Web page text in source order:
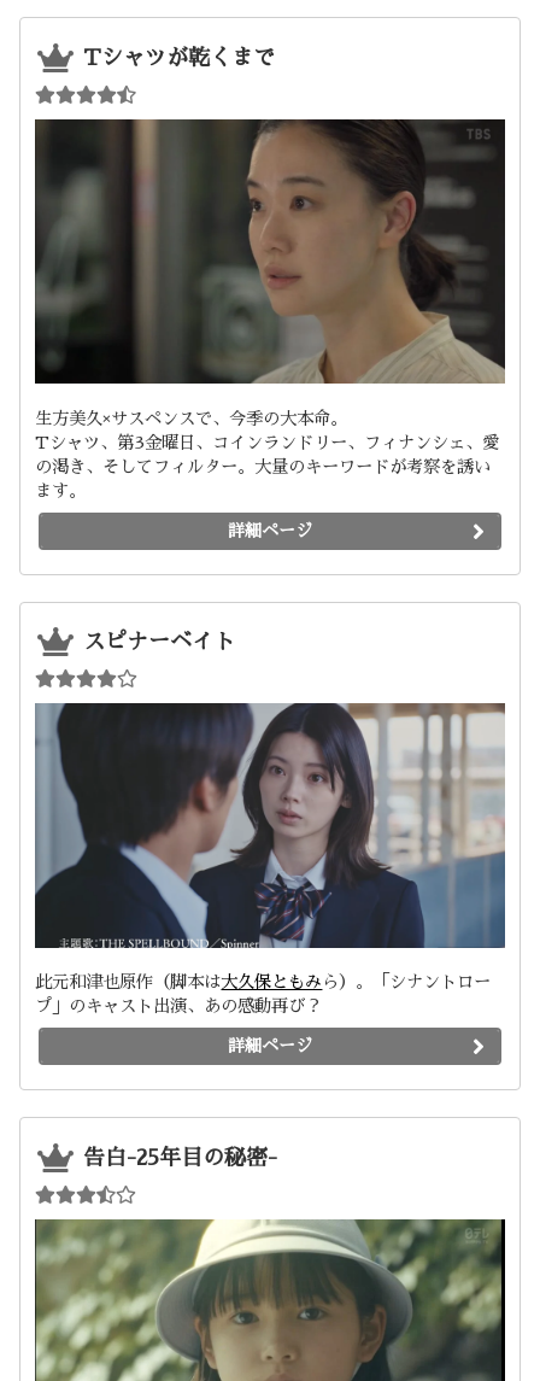
Tシャツが乾くまで
生方美久×サスペンスで、今季の大本命。
Tシャツ、第3金曜日、コインランドリー、フィナンシェ、愛
の渇き、そしてフィルター。大量のキーワードが考察を誘い
ます。
詳細ページ
スピナーベイト
此元和津也原作（脚本は大久保ともみ ら）。「シナントロー
プ」のキャスト出演、あの感動再び？
詳細ページ
告白-25年目の秘密-